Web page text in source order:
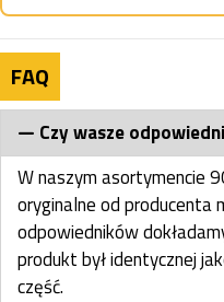
FAQ
Czy wasze
W naszym asortymencie
oryginalne od producenta
odpowiedników
produkt był identycznej
część.